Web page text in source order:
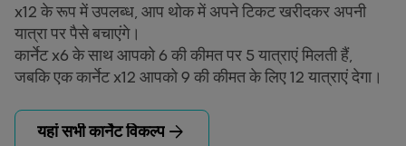
x12 के रूप में उपलब्ध, आप थोक में अपने टिकट खरीदकर अपनी
यात्रा पर पैसे बचाएंगे।
कार्नेट x6 के साथ आपको 6 की कीमत पर 5 यात्राएं मिलती हैं,
जबकि एक कार्नेट x12 आपको 9 की कीमत के लिए 12 यात्राएं देगा।
यहां सभी कार्नेट विकल्प arrow_forward